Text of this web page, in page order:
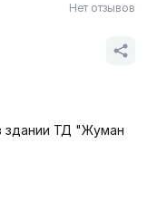
здании ТД "Жуман
Нет отзывов